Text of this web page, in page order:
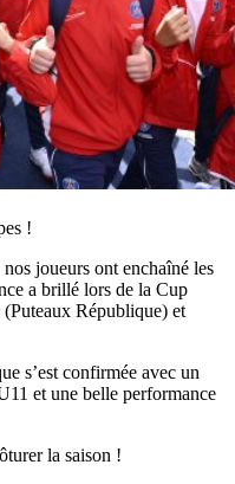
!
joueurs ont enchaîné les
a brillé lors de la Cup
République) et
s’est confirmée avec un
et une belle performance
la saison !